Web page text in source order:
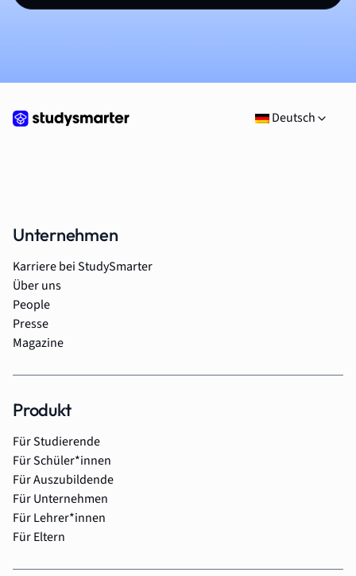
Deutsch
Unternehmen
Karriere bei StudySmarter
Über uns
People
Presse
Magazine
Produkt
Für Studierende
Für Schüler*innen
Für Auszubildende
Für Unternehmen
Für Lehrer*innen
Für Eltern